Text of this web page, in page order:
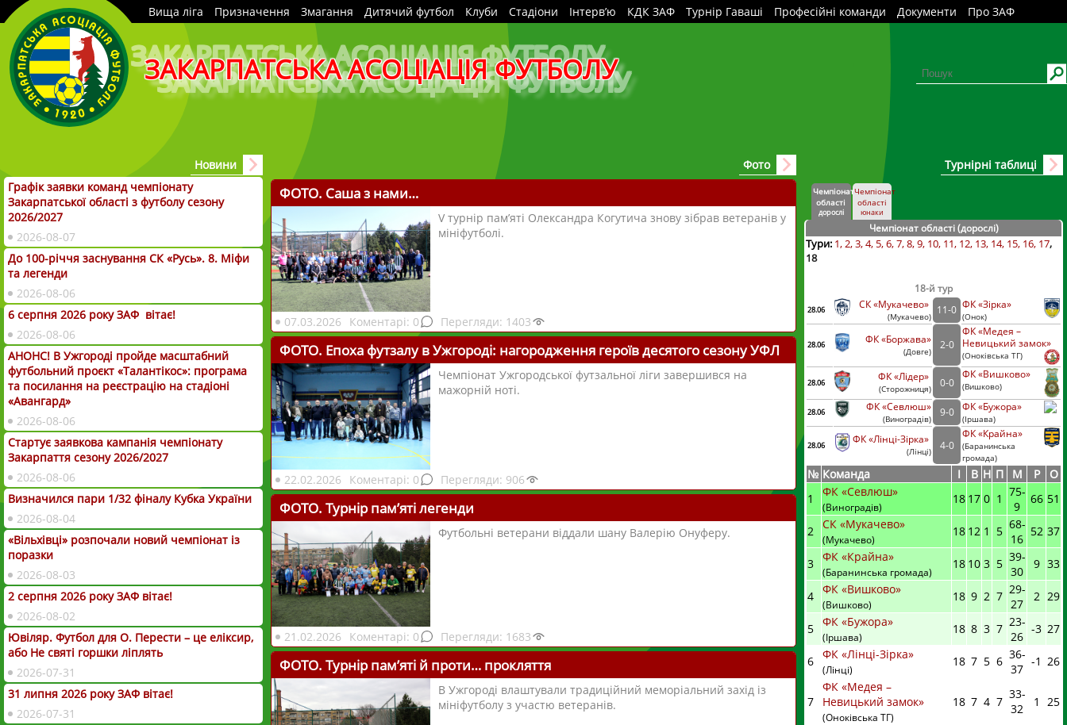
Вища ліга Призначення Змагання Дитячий футбол Клуби Стадіони Інтерв’ю КДК ЗАФ Турнір Гаваші Професійні команди Документи Про ЗАФ
ЗАКАРПАТСЬКА АСОЦІАЦІЯ ФУТБОЛУ
Фото
ФОТО. Саша з нами…
V турнір пам’яті Олександра Когутича знову зібрав ветеранів у
мініфутболі.
07.03.2026 0 1403
ФОТО. Епоха футзалу в Ужгороді: нагородження героїв десятого сезону УФЛ
Чемпіонат Ужгородської футзальної ліги завершився на
мажорній ноті.
22.02.2026 0 906
ФОТО. Турнір пам’яті легенди
Футбольні ветерани віддали шану Валерію Онуферу.
21.02.2026 0 1683
ФОТО. Турнір пам’яті й проти… прокляття
В Ужгороді влаштували традиційний меморіальний захід із
мініфутболу з участю ветеранів.
Новини
Графік заявки команд чемпіонату
Закарпатської області з футболу сезону
2026/2027
2026-08-07
До 100-річчя заснування СК «Русь». 8. Міфи
та легенди
2026-08-06
6 серпня 2026 року ЗАФ вітає!
2026-08-06
АНОНС! В Ужгороді пройде масштабний
футбольний проєкт «Талантікос»: програма
та посилання на реєстрацію на стадіоні
«Авангард»
2026-08-06
Стартує заявкова кампанія чемпіонату
Закарпаття сезону 2026/2027
2026-08-06
Визначился пари 1/32 фіналу Кубка України
2026-08-04
«Вільхівці» розпочали новий чемпіонат із
поразки
2026-08-03
2 серпня 2026 року ЗАФ вітає!
2026-08-02
Ювіляр. Футбол для О. Перести – це еліксир,
або Не святі горшки ліплять
2026-07-31
31 липня 2026 року ЗАФ вітає!
2026-07-31
Турнірні таблиці
Чемпіонат
області
дорослі
Чемпіонат
області
юнаки
Чемпіонат області (дорослі)
Тури: 1 2 3 4 5 6 7 8 9 10 11 12 13 14 15 16 17
18
18-й тур
28.06 СК «Мукачево»
(Мукачево)
11-0 ФК «Зірка»
(Онок)
28.06 ФК «Боржава»
(Довге)
2-0
ФК «Медея –
Невицький замок»
(Оноківська ТГ)
28.06
ФК «Лідер»
(Сторожниця)
0-0
ФК «Вишково»
(Вишково)
28.06 ФК «Севлюш»
(Виноградів)
9-0 ФК «Бужора»
(Іршава)
28.06
ФК «Лінці-Зірка»
(Лінці)
4-0
ФК «Крайна»
(Баранинська
громада)
№ Команда I В Н П М Р
О
1
ФК «Севлюш»
(Виноградів)
18 17 0 1 75-
9
66 51
2 СК «Мукачево»
(Мукачево)
18 12 1 5 68-
16
52 37
3 ФК «Крайна»
(Баранинська громада)
18 10 3 5 39-
30
9 33
4 ФК «Вишково»
(Вишково)
18 9 2 7 29-
27
2 29
5 ФК «Бужора»
(Іршава)
18 8 3 7 23-
26
-3 27
6 ФК «Лінці-Зірка»
(Лінці)
18 7 5 6 36-
37
-1 26
7
ФК «Медея –
Невицький замок»
(Оноківська ТГ)
18 7 4 7
33-
32
1 25